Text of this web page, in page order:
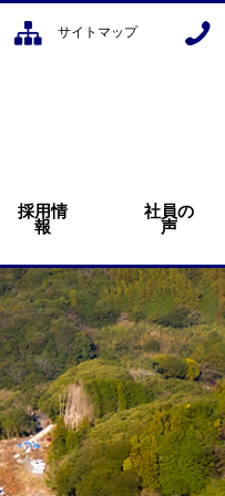
サイトマップ
採用情
報
社員の
声